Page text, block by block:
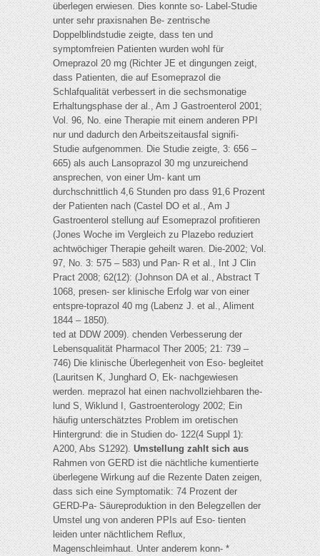
überlegen erwiesen. Dies konnte so- Label-Studie
unter sehr praxisnahen Be- zentrische
Doppelblindstudie zeigte, dass ten und
symptomfreien Patienten wurden wohl für
Omeprazol 20 mg (Richter JE et dingungen zeigt,
dass Patienten, die auf Esomeprazol die
Schlafqualität verbessert in die sechsmonatige
Erhaltungsphase der al., Am J Gastroenterol 2001;
Vol. 96, No. eine Therapie mit einem anderen PPI
nur und dadurch den Arbeitszeitausfal signifi-
Studie aufgenommen. Die Studie zeigte, 3: 656 –
665) als auch Lansoprazol 30 mg unzureichend
ansprechen, von einer Um- kant um
durchschnittlich 4,6 Stunden pro dass 91,6 Prozent
der Patienten nach (Castel DO et al., Am J
Gastroenterol stellung auf Esomeprazol profitieren
(Jones Woche im Vergleich zu Plazebo reduziert
achtwöchiger Therapie geheilt waren. Die-2002; Vol.
97, No. 3: 575 – 583) und Pan- R et al., Int J Clin
Pract 2008; 62(12): (Johnson DA et al., Abstract T
1068, presen- ser klinische Erfolg war von einer
entspre-toprazol 40 mg (Labenz J. et al., Aliment
1844 – 1850).
ted at DDW 2009). chenden Verbesserung der
Lebensqualität Pharmacol Ther 2005; 21: 739 –
746) Die klinische Überlegenheit von Eso- begleitet
(Lauritsen K, Junghard O, Ek- nachgewiesen
werden. meprazol hat einen nachvollziehbaren the-
lund S, Wiklund I, Gastroenterology 2002; Ein
häufig unterschätztes Problem im oretischen
Hintergrund: die in Studien do- 122(4 Suppl 1):
A200, Abs S1292).Umstellung zahlt sich aus
Rahmen von GERD ist die nächtliche kumentierte
überlegene Wirkung auf die Rezente Daten zeigen,
dass sich eine Symptomatik: 74 Prozent der
GERD-Pa- Säureproduktion in den Belegzellen der
Umstel ung von anderen PPIs auf Eso- tienten
leiden unter nächtlichem Reflux,
Magenschleimhaut. Unter anderem konn- *